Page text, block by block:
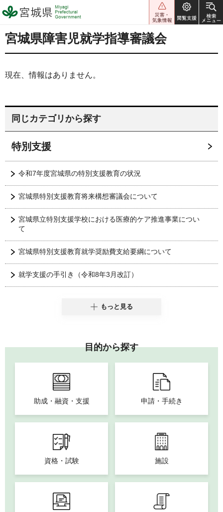
宮城県 Miyagi Prefectural
Government
宮城県障害児就学指導審議会
現在、情報はありません。
同じカテゴリから探す
特別支援
令和7年度宮城県の特別支援教育の状況
宮城県特別支援教育将来構想審議会について
宮城県立特別支援学校における医療的ケア推進事業につい
て
宮城県特別支援教育就学奨励費支給要綱について
就学支援の手引き（令和8年3月改訂）
もっと見る
目的から探す
助成・融資・支援 申請・手続き
資格・試験 施設